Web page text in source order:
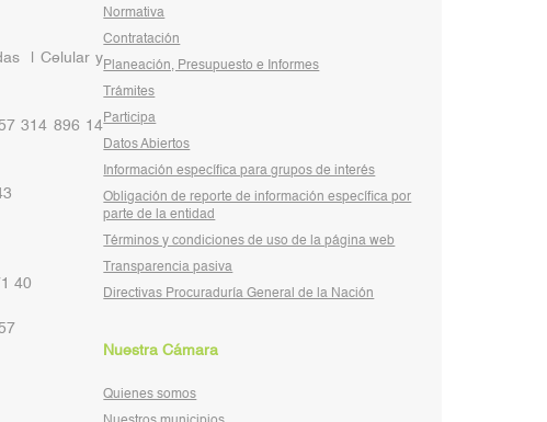
| Celular y
314 896 14
40
Normativa
Contratación
Planeación, Presupuesto e Informes
Trámites
Participa
Datos Abiertos
Información específica para grupos de interés
Obligación de reporte de información específica por
parte de la entidad
Términos y condiciones de uso de la página web
Transparencia pasiva
Directivas Procuraduría General de la Nación
Nuestra Cámara
Quienes somos